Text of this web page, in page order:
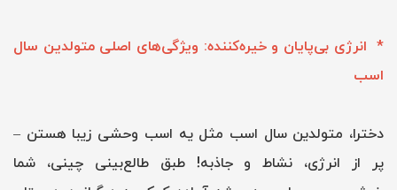
* انرژی بی‌پایان و خیره‌کننده: ویژگی‌های اصلی متولدین سال
اسب
دخترا، متولدین سال اسب مثل یه اسب وحشی زیبا هستن –
پر از انرژی، نشاط و جاذبه! طبق طالع‌بینی چینی، شما